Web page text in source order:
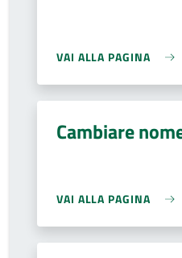
VAI ALLA PAGINA
Cambiare
VAI ALLA PAGINA